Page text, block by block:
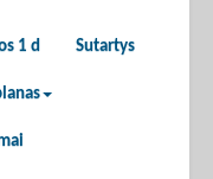
1 d Sutartys